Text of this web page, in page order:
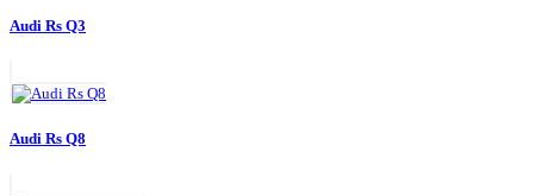
Audi Rs Q3
Audi Rs Q8